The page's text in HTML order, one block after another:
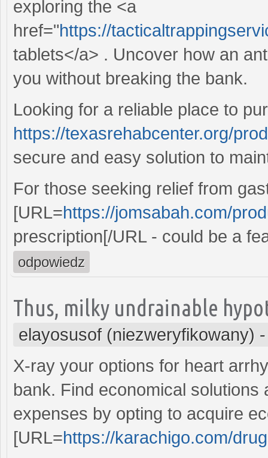
exploring the <a
href="https://
tablets</a> . Uncover how an
you without breaking the bank.
Looking for a reliable place to
https://texasrehabcenter.org/
secure and easy solution to
For those seeking relief from
[URL=https://jomsabah.com/
prescription[/URL - could be a
odpowiedz
Thus, milky undrainable
elayosusof (niezweryfikowany)
X-ray your options for heart
bank. Find economical
expenses by opting to acquire
[URL=https://karachigo.com/